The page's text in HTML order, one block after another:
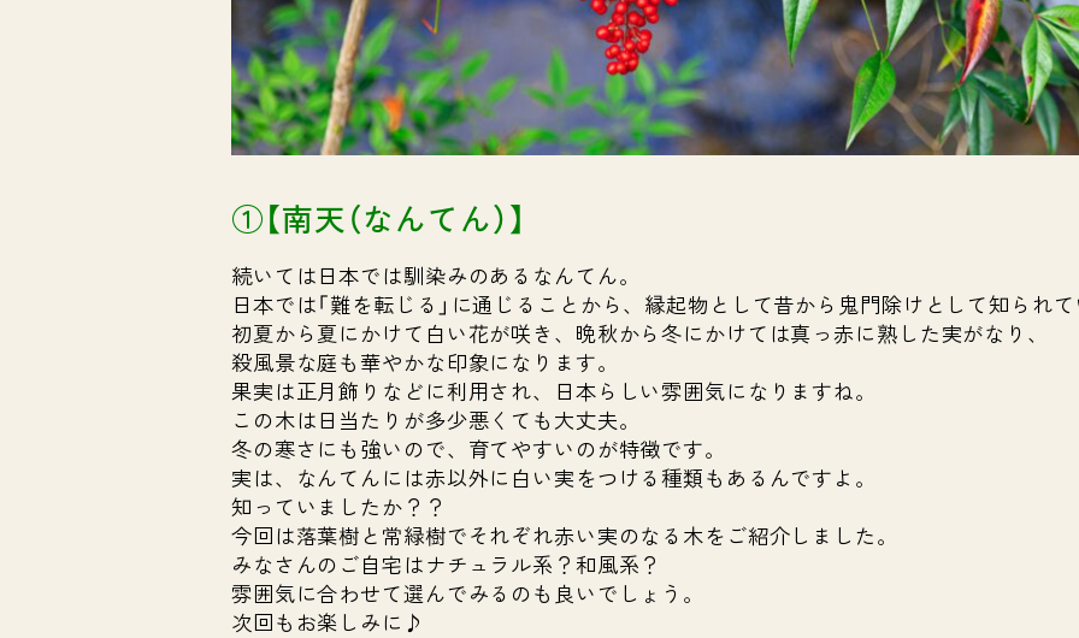
①【南天（なんてん）】
続いては日本では馴染みのあるなんてん。
日本では「難を転じる」に通じることから、縁起物として昔から鬼門除けとして知られ
初夏から夏にかけて白い花が咲き、晩秋から冬にかけては真っ赤に熟した実がなり、
殺風景な庭も華やかな印象になります。
果実は正月飾りなどに利用され、日本らしい雰囲気になりますね。
この木は日当たりが多少悪くても大丈夫。
冬の寒さにも強いので、育てやすいのが特徴です。
実は、なんてんには赤以外に白い実をつける種類もあるんですよ。
知っていましたか？？
今回は落葉樹と常緑樹でそれぞれ赤い実のなる木をご紹介しました。
みなさんのご自宅はナチュラル系？和風系？
雰囲気に合わせて選んでみるのも良いでしょう。
次回もお楽しみに♪